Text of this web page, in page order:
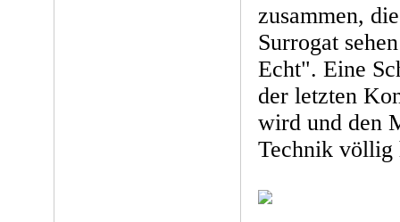
zusammen,
Surrogat
Echt". Eine
der letzten
wird und den
Technik völlig